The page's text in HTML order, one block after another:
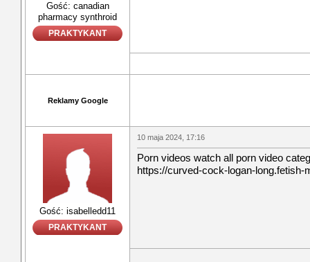
Gość: canadian
pharmacy synthroid
PRAKTYKANT
Reklamy Google
Gość: isabelledd11
PRAKTYKANT
10 maja 2024, 17:16
Porn videos watch all porn video
https://curved-cock-logan-long.fetish-